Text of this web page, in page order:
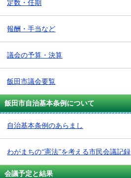
定数・任期
報酬・手当など
議会の予算・決算
飯田市議会要覧
飯田市自治基本条例について
自治基本条例のあらまし
わがまちの“憲法”を考える市民会議記録
会議予定と結果